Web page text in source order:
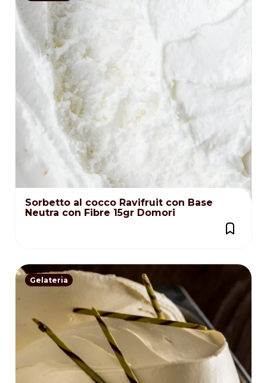
Sorbetto al cocco Ravifruit con Base
Neutra con Fibre 15gr Domori
Gelateria